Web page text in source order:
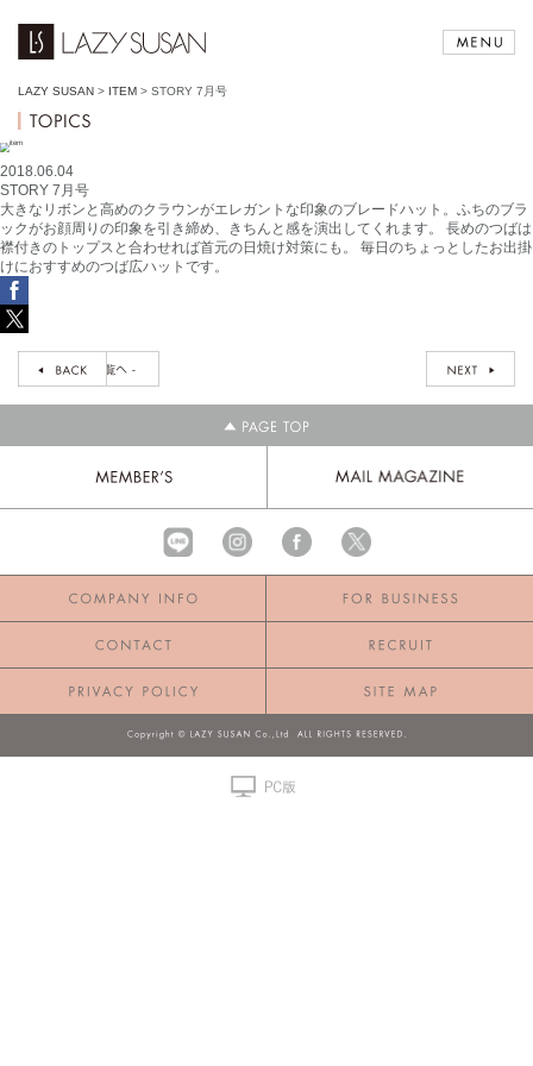
LAZY SUSAN > ITEM > STORY 7月号
2018.06.04
STORY 7月号
大きなリボンと高めのクラウンがエレガントな印象のブレードハット。ふちのブラ
ックがお顔周りの印象を引き締め、きちんと感を演出してくれます。 長めのつばは
襟付きのトップスと合わせれば首元の日焼け対策にも。 毎日のちょっとしたお出掛
けにおすすめのつば広ハットです。